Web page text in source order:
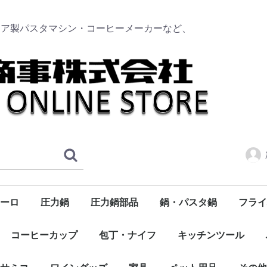
製パスタマシン・コーヒーメーカーなど、
ソース
マト ハム・サラミ・パンチェッタ・スモークサーモンドンペッペ（DON PEPPE）
デルヴェルデ（DELVERDE）
ボトル 300ml
750ml
型
型
ッカーニューサルヴァスパツィオ
食品全般・食材・パスタソース
ブオイル
ロ 圧力鍋 圧力鍋部品 鍋・パスタ鍋 フラ
コーヒーカップ 包丁・ナイフ キッチンツール